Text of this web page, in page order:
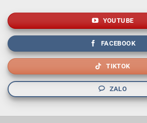
YOUTUBE
FACEBOOK
TIKTOK
ZALO